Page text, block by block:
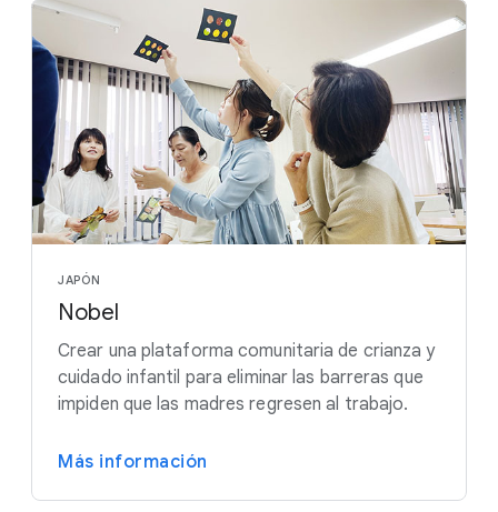
JAPÓN
Nobel
Crear una plataforma comunitaria de crianza y
cuidado infantil para eliminar las barreras que
impiden que las madres regresen al trabajo.
Más información